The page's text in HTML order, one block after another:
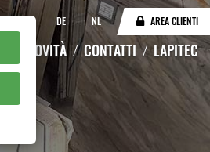
EN DE NL AREA CLIENTI
NOVITÀ CONTATTI LAPITEC